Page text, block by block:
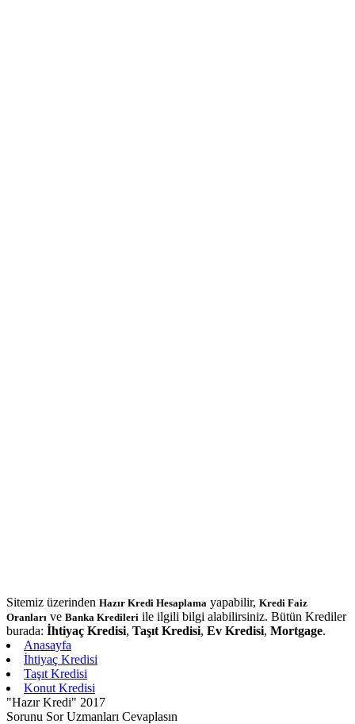
Sitemiz üzerinden Hazır Kredi Hesaplama yapabilir, Kredi Faiz
Oranları ve Banka Kredileri ile ilgili bilgi alabilirsiniz. Bütün Krediler
burada: İhtiyaç Kredisi, Taşıt Kredisi, Ev Kredisi, Mortgage.
Anasayfa
İhtiyaç Kredisi
Taşıt Kredisi
Konut Kredisi
"Hazır Kredi" 2017
Sorunu Sor Uzmanları Cevaplasın